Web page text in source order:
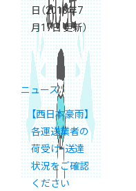
日（2018年7
月17日 更新）
ニュース
【西日本豪雨】
各運送業者の
荷受け・送達
状況をご確認
ください